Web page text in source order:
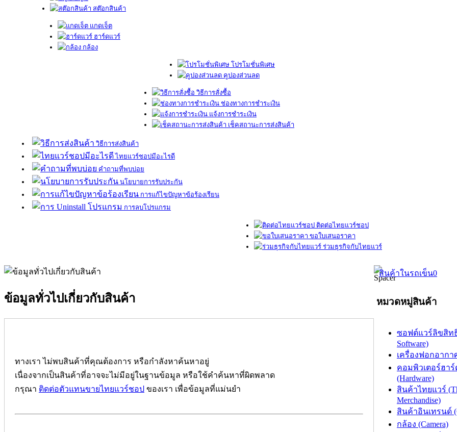
สต๊อกสินค้า
แกดเจ็ต
ฮาร์ดแวร์
กล้อง
โปรโมชั่นพิเศษ
คูปองส่วนลด
วิธีการสั่งซื้อ
ช่องทางการชำระเงิน
แจ้งการชำระเงิน
เช็คสถานะการส่งสินค้า
วิธีการส่งสินค้า
ไทยแวร์ชอปมีอะไรดี
คำถามที่พบบ่อย
นโยบายการรับประกัน
การแก้ไขปัญหาข้อร้องเรียน
การลบโปรแกรม
ติดต่อไทยแวร์ชอป
ขอใบเสนอราคา
ร่วมธุรกิจกับไทยแวร์
ข้อมูลทั่วไปเกี่ยวกับสินค้า
ทางเรา ไม่พบสินค้าที่คุณต้องการ หรือกำลังหาค้นหาอยู่
เนื่องจากเป็นสินค้าที่อาจจะไม่มีอยู่ในฐานข้อมูล หรือใช้คำค้นหาที่ผิดพลาด
กรุณา ติดต่อตัวแทนขายไทยแวร์ชอป ของเรา เพื่อข้อมูลที่แม่นยำ
สินค้าในรถเข็น0
หมวดหมู่สินค้า
ซอฟต์แวร์ลิขสิทธิ์
Software)
เครื่องฟอกอากา
คอมพิวเตอร์ฮาร์
(Hardware)
สินค้าไทยแวร์
Merchandise)
สินค้าอินเทรนด์
กล้อง (Camera)